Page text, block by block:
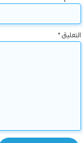
التعليق*